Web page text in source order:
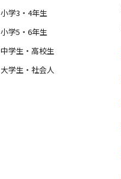
小学3・4年生
小学5・6年生
中学生・高校生
大学生・社会人